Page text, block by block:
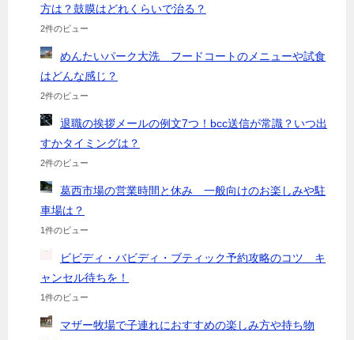
方は？鼓膜はどれくらいで治る？
2件のビュー
めんたいパーク大洗 フードコートのメニューや試食
はどんな感じ？
2件のビュー
退職の挨拶メールの例文7つ！bcc送信が常識？いつ出
すかタイミングは？
2件のビュー
葛西市場の営業時間と休み 一般向けのお楽しみや駐
車場は？
1件のビュー
ビビディ・バビディ・ブティック予約攻略のコツ キ
ャンセル待ちを！
1件のビュー
マザー牧場で子連れにおすすめの楽しみ方や持ち物